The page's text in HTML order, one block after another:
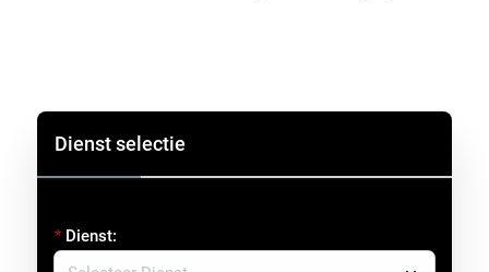
Dienst selectie
Dienst: